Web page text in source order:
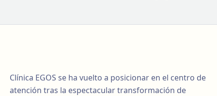
Clínica EGOS se ha vuelto a posicionar en el centro de
atención tras la espectacular transformación de